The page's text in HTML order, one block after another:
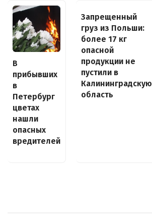
В
прибывших
в
Петербург
цветах
нашли
опасных
вредителей
Запрещенный
груз из Польши:
более 17 кг
опасной
продукции не
пустили в
Калининградскую
область